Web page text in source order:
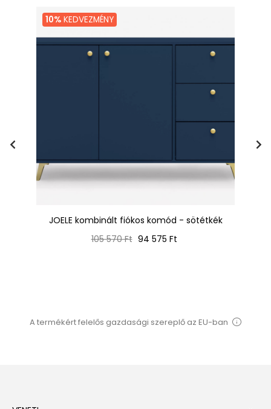
10% KEDVEZMÉNY
JOELE kombinált fiókos komód - sötétkék
Normál
105 570 Ft Ár
94 575 Ft
A termékért felelős gazdasági szereplő az EU-ban